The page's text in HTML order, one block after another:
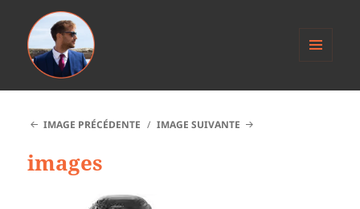
WIDGETS
IMAGE PRÉCÉDENTE IMAGE SUIVANTE
images